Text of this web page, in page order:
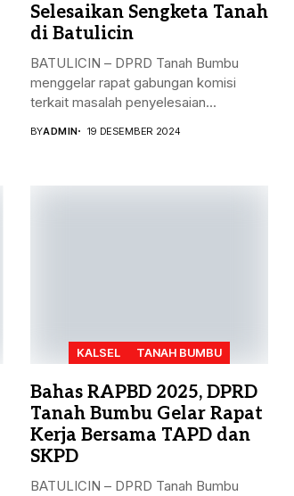
Selesaikan Sengketa Tanah
di Batulicin
BATULICIN – DPRD Tanah Bumbu
menggelar rapat gabungan komisi
terkait masalah penyelesaian...
BYADMIN 19 DESEMBER 2024
KALSEL TANAH BUMBU
Bahas RAPBD 2025, DPRD
Tanah Bumbu Gelar Rapat
Kerja Bersama TAPD dan
SKPD
BATULICIN – DPRD Tanah Bumbu